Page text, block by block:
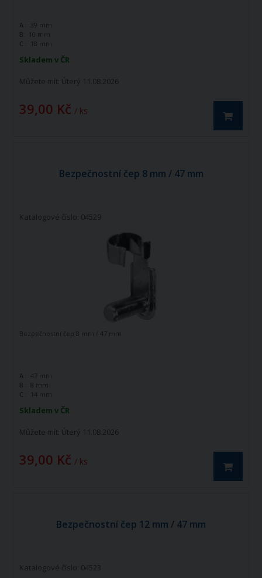
Skladem v ČR
Můžete mít: Úterý 11.08.2026
39,00 Kč / ks
A :
39 mm
B:
10 mm
C :
18 mm
Bezpečnostní čep 8 mm / 47 mm
Katalogové číslo: 04529
Skladem v ČR
Můžete mít: Úterý 11.08.2026
39,00 Kč / ks
Bezpečnostní čep 8 mm / 47 mm
A :
47 mm
B :
8 mm
C :
14 mm
Bezpečnostní čep 12 mm / 47 mm
Katalogové číslo: 04523